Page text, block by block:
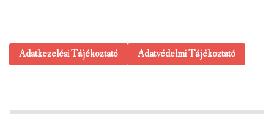
Adatkezelési Tájékoztató Adatvédelmi Tájékoztató